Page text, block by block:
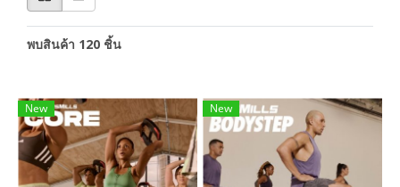
พบสินค้า 120 ชิ้น
New New